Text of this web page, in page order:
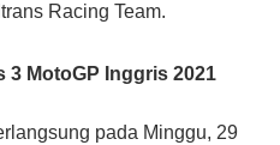
Racing Team.
3 MotoGP Inggris 2021
pada Minggu, 29